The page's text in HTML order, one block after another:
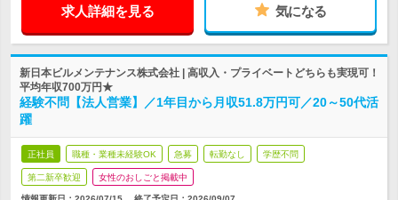
求人詳細を見る 気になる
新日本ビルメンテナンス株式会社 | 高収入・プライベートどちらも実現可！
平均年収700万円★
経験不問【法人営業】／1年目から月収51.8万円可／20～50代活
躍
正社員 職種・業種未経験OK 急募 転勤なし 学歴不問
第二新卒歓迎 女性のおしごと掲載中